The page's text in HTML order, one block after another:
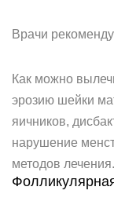
Врачи
Как можно
эрозию шейки
яичников,
нарушение
методов